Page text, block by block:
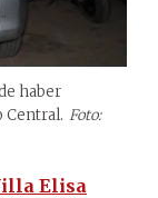
haber
Central. Foto:
Elisa